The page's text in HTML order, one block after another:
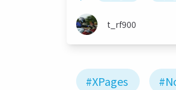
t_rf900
#XPages